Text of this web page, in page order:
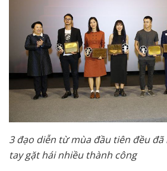
3 đạo diễn từ mùa đầu tiên đều
tay gặt hái nhiều thành công